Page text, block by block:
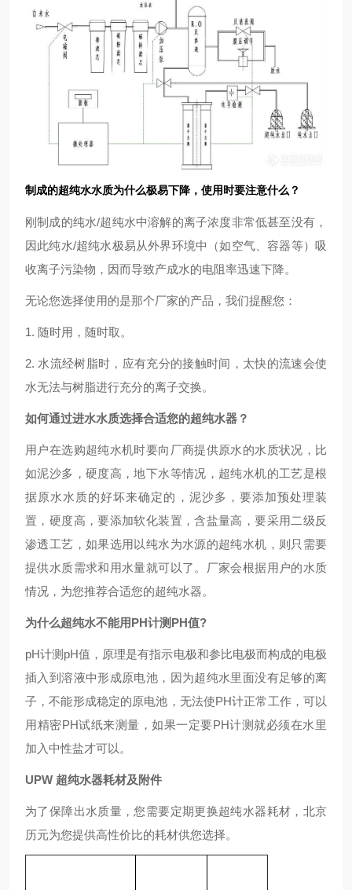
制成的超纯水水质为什么极易下降，使用时要注意什么？
刚制成的纯水/超纯水中溶解的离子浓度非常低甚至没有，
因此纯水/超纯水极易从外界环境中（如空气、容器等）吸
收离子污染物，因而导致产成水的电阻率迅速下降。
无论您选择使用的是那个厂家的产品，我们提醒您：
1. 随时用，随时取。
2. 水流经树脂时，应有充分的接触时间，太快的流速会使
水无法与树脂进行充分的离子交换。
如何通过进水水质选择合适您的超纯水器？
用户在选购超纯水机时要向厂商提供原水的水质状况，比
如泥沙多，硬度高，地下水等情况，超纯水机的工艺是根
据原水水质的好坏来确定的，泥沙多，要添加预处理装
置，硬度高，要添加软化装置，含盐量高，要采用二级反
渗透工艺，如果选用以纯水为水源的超纯水机，则只需要
提供水质需求和用水量就可以了。厂家会根据用户的水质
情况，为您推荐合适您的超纯水器。
为什么超纯水不能用PH计测 PH值?
pH计测pH值，原理是有指示电极和参比电极而构成的电极
插入到溶液中形成原电池，因为超纯水里面没有足够的离
子，不能形成稳定的原电池，无法使PH计正常工作，可以
用精密PH试纸来测量，如果一定要PH计测就必须在水里
加入中性盐才可以。
UPW 超纯水器耗材及附件
为了保障出水质量，您需要定期更换超纯水器耗材，北京
历元为您提供高性价比的耗材供您选择。